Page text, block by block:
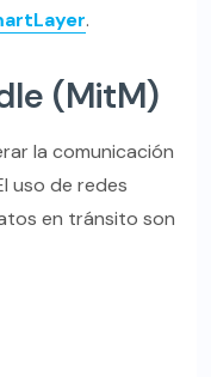
.
(MitM)
la comunicación
uso de redes
en tránsito son